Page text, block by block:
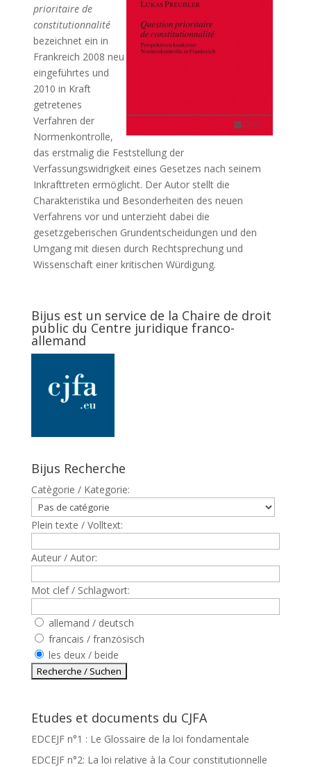
prioritaire de
constitutionnalité
bezeichnet ein in
Frankreich 2008 neu
eingeführtes und
2010 in Kraft
getretenes
Verfahren der
Normenkontrolle,
das erstmalig die Feststellung der
Verfassungswidrigkeit eines Gesetzes nach seinem
Inkrafttreten ermöglicht. Der Autor stellt die
Charakteristika und Besonderheiten des neuen
Verfahrens vor und unterzieht dabei die
gesetzgeberischen Grundentscheidungen und den
Umgang mit diesen durch Rechtsprechung und
Wissenschaft einer kritischen Würdigung.
Bijus est un service de la Chaire de droit
public du Centre juridique franco-
allemand
Bijus Recherche
Catègorie / Kategorie:
Plein texte / Volltext:
Auteur / Autor:
Mot clef / Schlagwort:
allemand / deutsch
francais / französisch
les deux / beide
Etudes et documents du CJFA
EDCEJF n°1 : Le Glossaire de la loi fondamentale
EDCEJF n°2: La loi relative à la Cour constitutionnelle